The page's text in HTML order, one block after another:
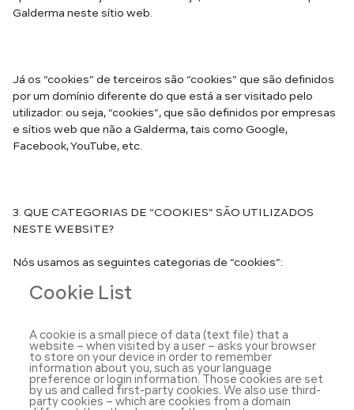
Galderma neste sítio web.
Já os “cookies” de terceiros são “cookies” que são definidos
por um domínio diferente do que está a ser visitado pelo
utilizador: ou seja, “cookies”, que são definidos por empresas
e sítios web que não a Galderma, tais como Google,
Facebook, YouTube, etc.
3. QUE CATEGORIAS DE “COOKIES” SÃO UTILIZADOS
NESTE WEBSITE?
Nós usamos as seguintes categorias de “cookies”:
Cookie List
A cookie is a small piece of data (text file) that a
website – when visited by a user – asks your browser
to store on your device in order to remember
information about you, such as your language
preference or login information. Those cookies are set
by us and called first-party cookies. We also use third-
party cookies – which are cookies from a domain